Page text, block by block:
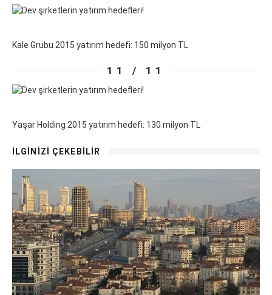
Kale Grubu 2015 yatırım hedefi: 150 milyon TL
11 / 11
Yaşar Holding 2015 yatırım hedefi: 130 milyon TL
İLGİNİZİ ÇEKEBİLİR